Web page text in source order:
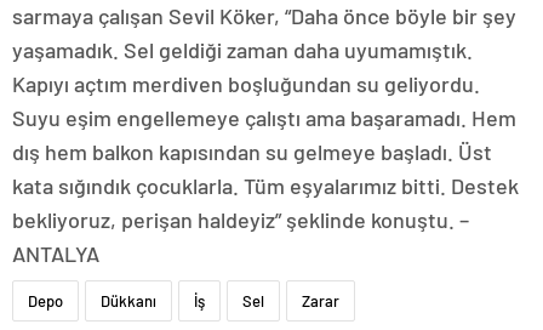
sarmaya çalışan Sevil Köker, “Daha önce böyle bir şey
yaşamadık. Sel geldiği zaman daha uyumamıştık.
Kapıyı açtım merdiven boşluğundan su geliyordu.
Suyu eşim engellemeye çalıştı ama başaramadı. Hem
dış hem balkon kapısından su gelmeye başladı. Üst
kata sığındık çocuklarla. Tüm eşyalarımız bitti. Destek
bekliyoruz, perişan haldeyiz” şeklinde konuştu. –
ANTALYA
Depo Dükkanı İş Sel Zarar